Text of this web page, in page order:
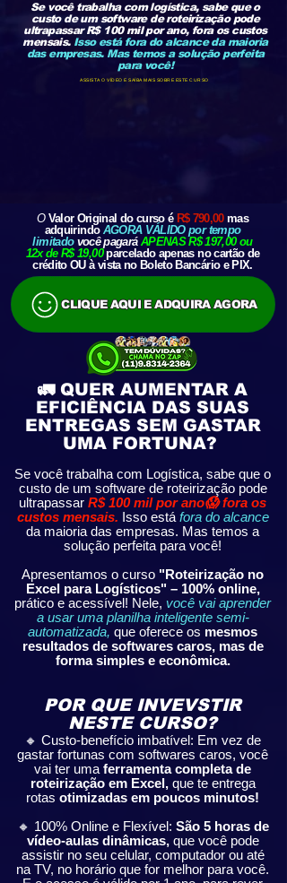
Se você trabalha com logística, sabe que o
custo de um software de roteirização pode
ultrapassar R$ 100 mil por ano, fora os custos
mensais. Isso está fora do alcance da maioria
das empresas. Mas temos a solução perfeita
para você!
ASSISTA O VÍDEO E SAÍBA MAIS SOBRE ESTE CURSO
O Valor Original do curso é R$ 790,00mas
adquirindo AGORA VÁLIDO por tempo
limitadovocê pagará APENAS R$ 197,00 ou
12x de R$ 19,00 parcelado apenas no cartão de
crédito OU à vista no Boleto Bancário e PIX.
CLIQUE AQUI E ADQUIRA AGORA
🚛 QUER AUMENTAR A
EFICIÊNCIA DAS SUAS
ENTREGAS SEM GASTAR
UMA FORTUNA?
Se você trabalha com Logística, sabe que o
custo de um software de roteirização pode
ultrapassar R$ 100 mil por ano😱 fora os
custos mensais. Isso está fora do alcance
da maioria das empresas. Mas temos a
solução perfeita para você!
Apresentamos o curso "Roteirização no
Excel para Logísticos" – 100% online,
prático e acessível! Nele, você vai aprender
a usar uma planilha inteligente semi-
automatizada, que oferece os mesmos
resultados de softwares caros, mas de
forma simples e econômica.
POR QUE INVEVSTIR
NESTE CURSO?
🔸 Custo-benefício imbatível: Em vez de
gastar fortunas com softwares caros, você
vai ter uma ferramenta completa de
roteirização em Excel, que te entrega
rotas otimizadas em poucos minutos!
🔸 100% Online e Flexível: São 5 horas de
vídeo-aulas dinâmicas, que você pode
assistir no seu celular, computador ou até
na TV, no horário que for melhor para você.